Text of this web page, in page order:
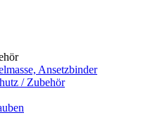
Ansetzbinder
/ Zubehör